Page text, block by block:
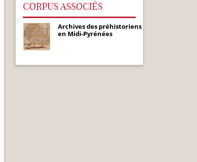
CORPUS ASSOCIÉS
Archives des préhistoriens
en Midi-Pyrénées